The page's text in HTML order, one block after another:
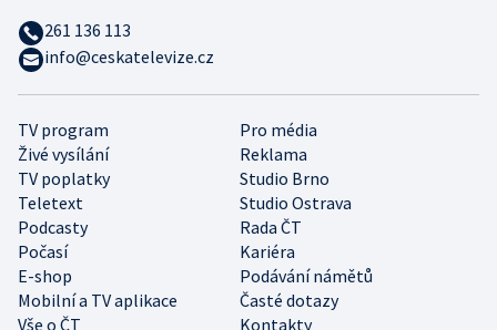
TV program
Pro média
Živé vysílání
Reklama
TV poplatky
Studio Brno
Teletext
Studio Ostrava
Podcasty
Rada ČT
Počasí
Kariéra
E-shop
Podávání námětů
Mobilní a TV aplikace
Časté dotazy
Vše o ČT
Kontakty
261 136 113
info@ceskatelevize.cz